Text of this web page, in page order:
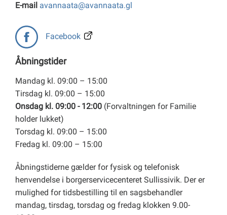
E-mail avannaata@avannaata.gl
Facebook
Åbningstider
Mandag kl. 09:00 – 15:00
Tirsdag kl. 09:00 – 15:00
Onsdag kl. 09:00 - 12:00 (Forvaltningen for Familie
holder lukket)
Torsdag kl. 09:00 – 15:00
Fredag kl. 09:00 – 15:00
Åbningstiderne gælder for fysisk og telefonisk
henvendelse i borgerservicecenteret Sullissivik. Der er
mulighed for tidsbestilling til en sagsbehandler
mandag, tirsdag, torsdag og fredag klokken 9.00-